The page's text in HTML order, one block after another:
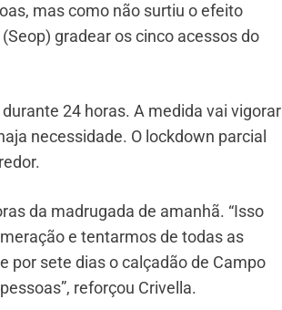
mas como não surtiu o efeito
gradear os cinco acessos do
24 horas. A medida vai vigorar
necessidade. O lockdown parcial
da madrugada de amanhã. “Isso
e tentarmos de todas as
por sete dias o calçadão de Campo
reforçou Crivella.